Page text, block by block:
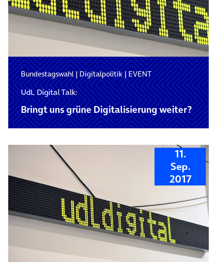
Bundestagswahl|Digitalpolitik|EVENT
UdL Digital Talk:
Bringt uns grüne Digitalisierung weiter?
11.
Sep.
2017